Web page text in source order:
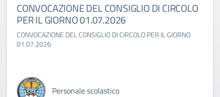
CONVOCAZIONE DEL CONSIGLIO DI CIRCOLO
PER IL GIORNO 01.07.2026
CONVOCAZIONE DEL CONSIGLIO DI CIRCOLO PER IL GIORNO
01.07.2026
Personale scolastico